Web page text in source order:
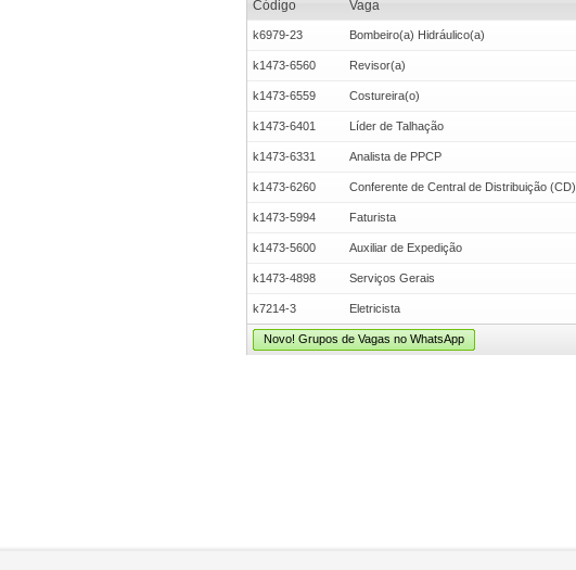
Código Vaga
k6979-23 Bombeiro(a) Hidráulico(a)
k1473-6560 Revisor(a)
k1473-6559 Costureira(o)
k1473-6401 Líder de Talhação
k1473-6331 Analista de PPCP
k1473-6260 Conferente de Central de Distribuição (CD)
k1473-5994 Faturista
k1473-5600 Auxiliar de Expedição
k1473-4898 Serviços Gerais
k7214-3 Eletricista
Novo! Grupos de Vagas no WhatsApp